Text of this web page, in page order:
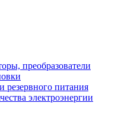
преобразователи
резервного питания
электроэнергии